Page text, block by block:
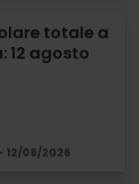
totale a
12 agosto
12/08/2026